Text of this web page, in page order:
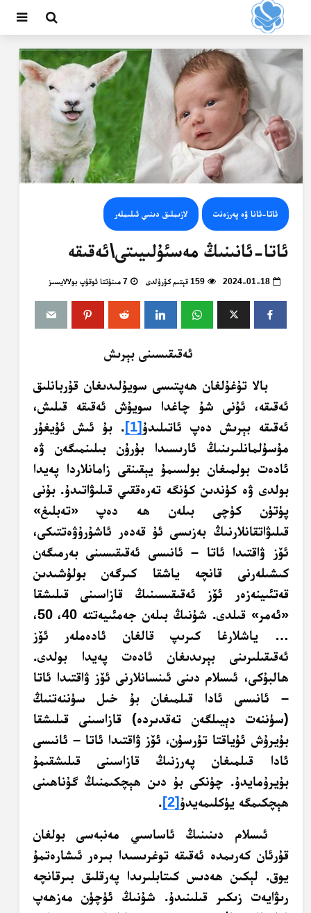
ئاتا-ئانا ۋە پەرزەنت لازىملىق دىنىي ئىلىملەر
ئاتا-ئانىنىڭ مەسئۇلىيىتى\ئەقىقە
2024-01-18 159 قېتىم كۆرۈلدى 7 مىنۇتتا ئوقۇپ بولالايسىز
ئەقىقىسىنى بېرىش
بالا تۇغۇلغان ھەپتىسى سويۇلىدىغان قۇربانلىق
ئەقىقە، ئۇنى شۇ چاغدا سويۇش ئەقىقە قىلىش،
ئەقىقە بېرىش دەپ ئاتىلىدۇ [1]
. بۇ ئىش ئۇيغۇر
مۇسۇلمانلىرىنىڭ ئارىسىدا بۇرۇن بىلىنمىگەن ۋە
ئادەت بولمىغان بولسىمۇ يېقىنقى زامانلاردا پەيدا
بولدى ۋە كۈندىن كۈنگە تەرەققىي قىلىۋاتىدۇ. بۇنى
پۈتۈن كۈچى بىلەن ھە دەپ «تەبلىغ»
قىلىۋاتقانلارنىڭ بەزىسى ئۇ قەدەر ئاشۇرۇۋەتتىكى،
ئۆز ۋاقتىدا ئاتا – ئانىسى ئەقىقىسىنى بەرمىگەن
كىشىلەرنى قانچە ياشقا كىرگەن بولۇشىدىن
قەتئىينەزەر ئۆز ئەقىقىسىنىڭ قازاسىنى قىلىشقا
«ئەمر» قىلدى. شۇنىڭ بىلەن جەمئىيەتتە 40، 50،
… ياشلارغا كىرىپ قالغان ئادەملەر ئۆز
ئەقىقىلىرىنى بېرىدىغان ئادەت پەيدا بولدى.
ھالبۇكى، ئىسلام دىنى ئىنسانلارنى ئۆز ۋاقتىدا ئاتا
– ئانىسى ئادا قىلمىغان بۇ خىل سۈننەتنىڭ
(سۈننەت دېيىلگەن تەقدىردە) قازاسىنى قىلىشقا
بۇيرۇش ئۇياقتا تۇرسۇن، ئۆز ۋاقتىدا ئاتا – ئانىسى
ئادا قىلمىغان پەرزنىڭ قازاسىنى قىلىشقىمۇ
بۇيرۇمايدۇ. چۈنكى بۇ دىن ھېچكىمنىڭ گۇناھىنى
ھېچكىمگە يۈكلىمەيدۇ [2]
.
ئىسلام دىنىنىڭ ئاساسىي مەنبەسى بولغان
قۇرئان كەرىمدە ئەقىقە توغرىسىدا بىرەر ئىشارەتمۇ
يوق. لېكىن ھەدىس كىتابلىرىدا پەرقلىق بىرقانچە
رىۋايەت زىكىر قىلىنىدۇ. شۇنىڭ ئۈچۈن مەزھەپ